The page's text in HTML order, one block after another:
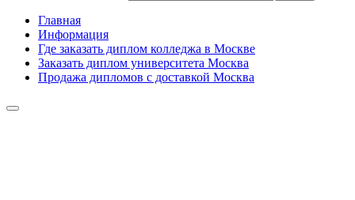
Главная
Информация
Где заказать диплом колледжа в Москве
Заказать диплом университета Москва
Продажа дипломов с доставкой Москва